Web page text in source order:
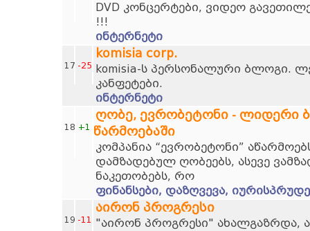
DVD კონცერტები, ვიდეო
!!!
ინტერნეტი
17 -25
komisia corp.
komisia-ს პერსონალური ბლოგი.
კანფეტები.
ინტერნეტი
18 +1
ღობე, ევრობეტონი - ლიდერი
წარმოებაში
კომპანია “ევრობეტონი”
დამზადებულ ღობეებს, ასევე
ნაკეთობებს, რო
ფინანსები, დაზღვევა,
19 -11
აირონ პროგრესი
"აირონ პროგრესი" ახალგაზრდა,